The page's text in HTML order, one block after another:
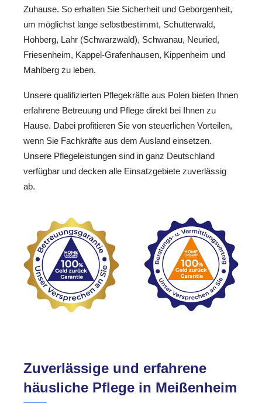
Zuhause. So erhalten Sie Sicherheit und Geborgenheit,
um möglichst lange selbstbestimmt, Schutterwald,
Hohberg, Lahr (Schwarzwald), Schwanau, Neuried,
Friesenheim, Kappel-Grafenhausen, Kippenheim und
Mahlberg zu leben.
Unsere qualifizierten Pflegekräfte aus Polen bieten Ihnen
erfahrene Betreuung und Pflege direkt bei Ihnen zu
Hause. Dabei profitieren Sie von steuerlichen Vorteilen,
wenn Sie Fachkräfte aus dem Ausland einsetzen.
Unsere Pflegeleistungen sind in ganz Deutschland
verfügbar und decken alle Einsatzgebiete zuverlässig
ab.
Zuverlässige und erfahrene
häusliche Pflege in Meißenheim